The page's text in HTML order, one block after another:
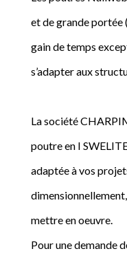
et de grande portée
gain de temps
s’adapter aux
La société
poutre en I
adaptée à vos
mettre en oeuvre.
Pour une demande